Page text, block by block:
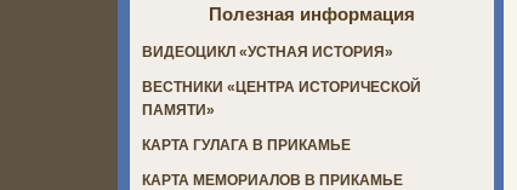
Полезная информация
ВИДЕОЦИКЛ «УСТНАЯ ИСТОРИЯ»
ВЕСТНИКИ «ЦЕНТРА ИСТОРИЧЕСКОЙ
ПАМЯТИ»
КАРТА ГУЛАГА В ПРИКАМЬЕ
КАРТА МЕМОРИАЛОВ В ПРИКАМЬЕ